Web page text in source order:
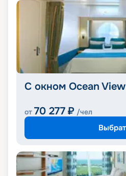
С окном Ocean
от 70 277 ₽ /чел